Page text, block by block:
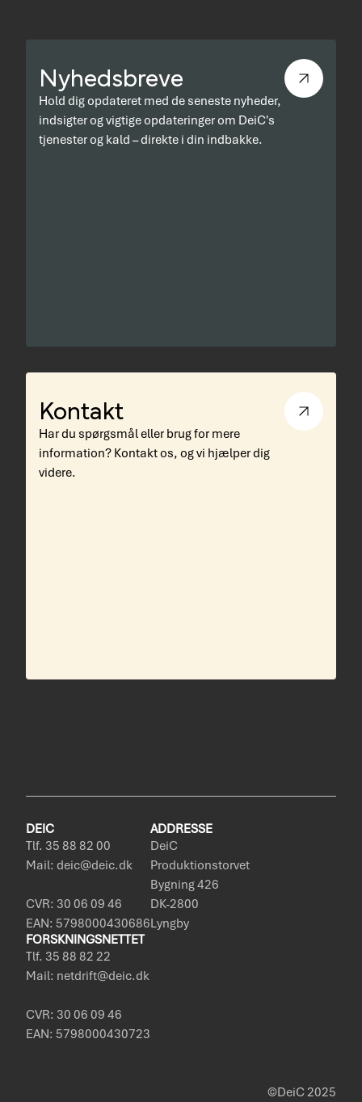
Nyhedsbreve
Hold dig opdateret med de seneste nyheder,
indsigter og vigtige opdateringer om DeiC's
tjenester og kald – direkte i din indbakke.
Kontakt
Har du spørgsmål eller brug for mere
information? Kontakt os, og vi hjælper dig
videre.
DEIC
Tlf. 35 88 82 00
Mail: deic@deic.dk
CVR: 30 06 09 46
EAN: 5798000430686
ADDRESSE
DeiC
Produktionstorvet
Bygning 426
DK-2800
Lyngby
FORSKNINGSNETTET
Tlf. 35 88 82 22
Mail: netdrift@deic.dk
CVR: 30 06 09 46
EAN: 5798000430723
©DeiC 2025